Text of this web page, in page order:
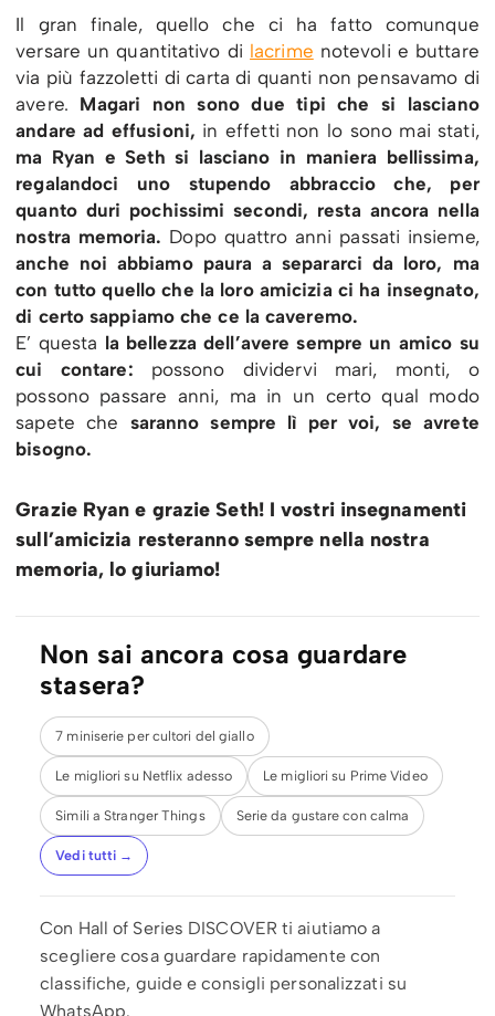
Il gran finale, quello che ci ha fatto comunque
versare un quantitativo di lacrime notevoli e buttare
via più fazzoletti di carta di quanti non pensavamo di
avere. Magari non sono due tipi che si lasciano
andare ad effusioni, in effetti non lo sono mai stati,
ma Ryan e Seth si lasciano in maniera bellissima,
regalandoci uno stupendo abbraccio che, per
quanto duri pochissimi secondi, resta ancora nella
nostra memoria. Dopo quattro anni passati insieme,
anche noi abbiamo paura a separarci da loro, ma
con tutto quello che la loro amicizia ci ha insegnato,
di certo sappiamo che ce la caveremo.
E’ questa la bellezza dell’avere sempre un amico su
cui contare: possono dividervi mari, monti, o
possono passare anni, ma in un certo qual modo
sapete che saranno sempre lì per voi, se avrete
bisogno.
Grazie Ryan e grazie Seth! I vostri insegnamenti
sull’amicizia resteranno sempre nella nostra
memoria, lo giuriamo!
Non sai ancora cosa guardare
stasera?
7 miniserie per cultori del giallo
Le migliori su Netflix adesso Le migliori su Prime Video
Simili a Stranger Things Serie da gustare con calma
Vedi tutti →
Con Hall of Series DISCOVER ti aiutiamo a
scegliere cosa guardare rapidamente con
classifiche, guide e consigli personalizzati su
WhatsApp.